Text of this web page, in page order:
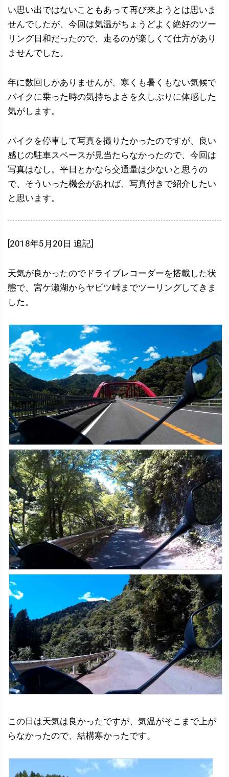
い思い出ではないこともあって再び来ようとは思いま
せんでしたが、今回は気温がちょうどよく絶好のツー
リング日和だったので、走るのが楽しくて仕方があり
ませんでした。
年に数回しかありませんが、寒くも暑くもない気候で
バイクに乗った時の気持ちよさを久しぶりに体感した
気がします。
バイクを停車して写真を撮りたかったのですが、良い
感じの駐車スペースが見当たらなかったので、今回は
写真はなし。平日とかなら交通量は少ないと思うの
で、そういった機会があれば、写真付きで紹介したい
と思います。
[2018年5月20日 追記]
天気が良かったのでドライブレコーダーを搭載した状
態で、宮ケ瀬湖からヤビツ峠までツーリングしてきま
した。
この日は天気は良かったですが、気温がそこまで上が
らなかったので、結構寒かったです。